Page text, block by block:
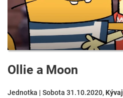
Ollie a Moon
Jednotka | Sobota 31.10.2020,